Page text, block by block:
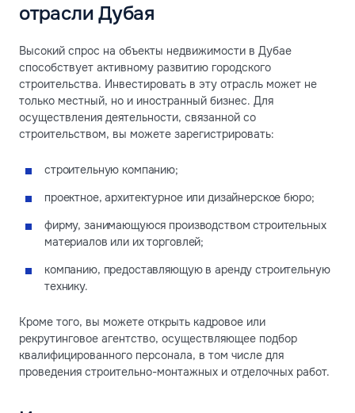
отрасли Дубая
Высокий спрос на объекты недвижимости в Дубае
способствует активному развитию городского
строительства. Инвестировать в эту отрасль может не
только местный, но и иностранный бизнес. Для
осуществления деятельности, связанной со
строительством, вы можете зарегистрировать:
строительную компанию;
проектное, архитектурное или дизайнерское бюро;
фирму, занимающуюся производством строительных
материалов или их торговлей;
компанию, предоставляющую в аренду строительную
технику.
Кроме того, вы можете открыть кадровое или
рекрутинговое агентство, осуществляющее подбор
квалифицированного персонала, в том числе для
проведения строительно-монтажных и отделочных работ.